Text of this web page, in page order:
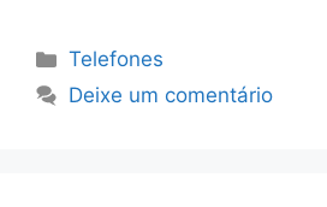
Categorias
Telefones
Deixe um comentário